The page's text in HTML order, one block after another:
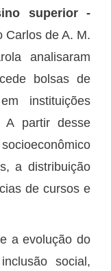
superior -
Carlos de A. M.
analisaram
bolsas de
instituições
A partir desse
a distribuição
de cursos e
a evolução do
social,